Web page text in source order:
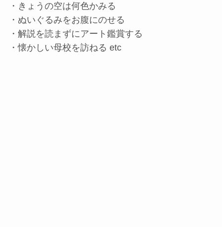
・きょうの空は何色かみる
・ぬいぐるみをお腹にのせる
・解説を読まずにアート鑑賞する
・懐かしい母校を訪ねる etc